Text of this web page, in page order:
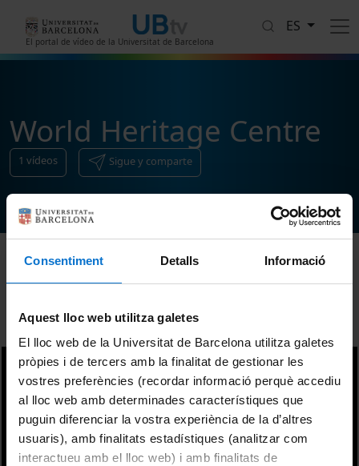
Consentiment Detalls Informació
Aquest lloc web utilitza galetes
El lloc web de la Universitat de Barcelona utilitza galetes
pròpies i de tercers amb la finalitat de gestionar les
vostres preferències (recordar informació perquè accediu
al lloc web amb determinades característiques que
puguin diferenciar la vostra experiència de la d’altres
usuaris), amb finalitats estadístiques (analitzar com
interactueu amb el lloc web) i amb finalitats de
El portal de vídeo de la Universitat de Barcelona
ES
World Heritage Centre
1 vídeos Sigue y comparte
Ordenar